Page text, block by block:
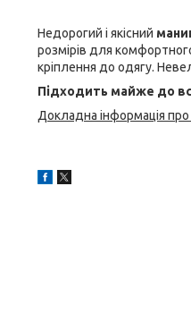
Недорогий і якісний
розмірів для
кріплення до одягу.
Підходить майже до
Докладна інформація